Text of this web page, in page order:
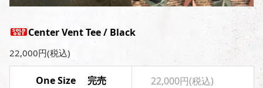
Center Vent Tee / Black
22,000円(税込)
One Size 完売 22,000円(税込)